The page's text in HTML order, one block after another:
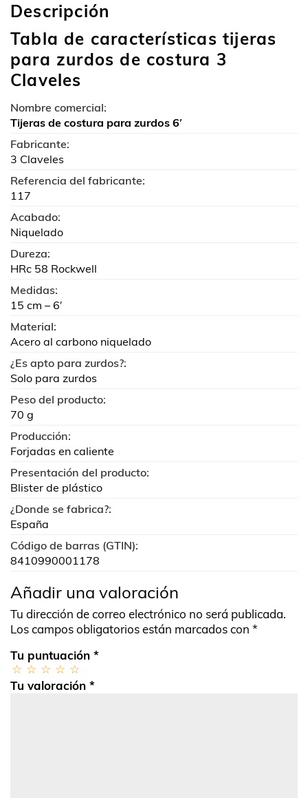
Descripción
Tabla de características tijeras
para zurdos de costura 3
Claveles
Nombre comercial:
Tijeras de costura para zurdos 6′
Fabricante:
3 Claveles
Referencia del fabricante:
117
Acabado:
Niquelado
Dureza:
HRc 58 Rockwell
Medidas:
15 cm – 6′
Material:
Acero al carbono niquelado
¿Es apto para zurdos?:
Solo para zurdos
Peso del producto:
70 g
Producción:
Forjadas en caliente
Presentación del producto:
Blister de plástico
¿Donde se fabrica?:
España
Código de barras (GTIN):
8410990001178
Añadir una valoración
Tu dirección de correo electrónico no será publicada.
Los campos obligatorios están marcados con *
Tu puntuación *
Tu valoración *